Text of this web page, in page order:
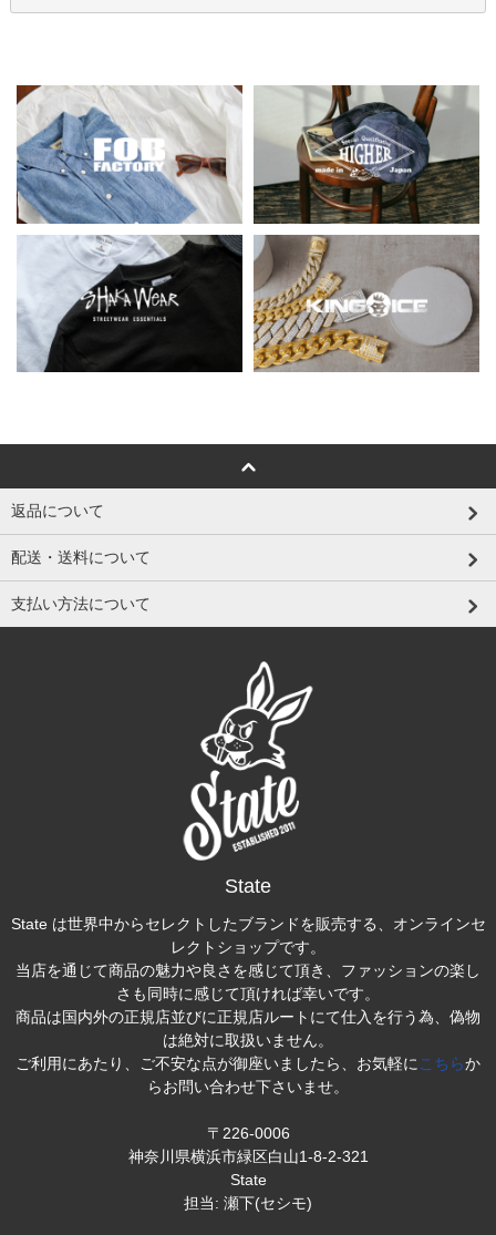
返品について
配送・送料について
支払い方法について
State
State は世界中からセレクトしたブランドを販売する、オンラインセ
レクトショップです。
当店を通じて商品の魅力や良さを感じて頂き、ファッションの楽し
さも同時に感じて頂ければ幸いです。
商品は国内外の正規店並びに正規店ルートにて仕入を行う為、偽物
は絶対に取扱いません。
ご利用にあたり、ご不安な点が御座いましたら、お気軽に こちらか
らお問い合わせ下さいませ。
〒226-0006
神奈川県横浜市緑区白山1-8-2-321
State
担当: 瀬下(セシモ)